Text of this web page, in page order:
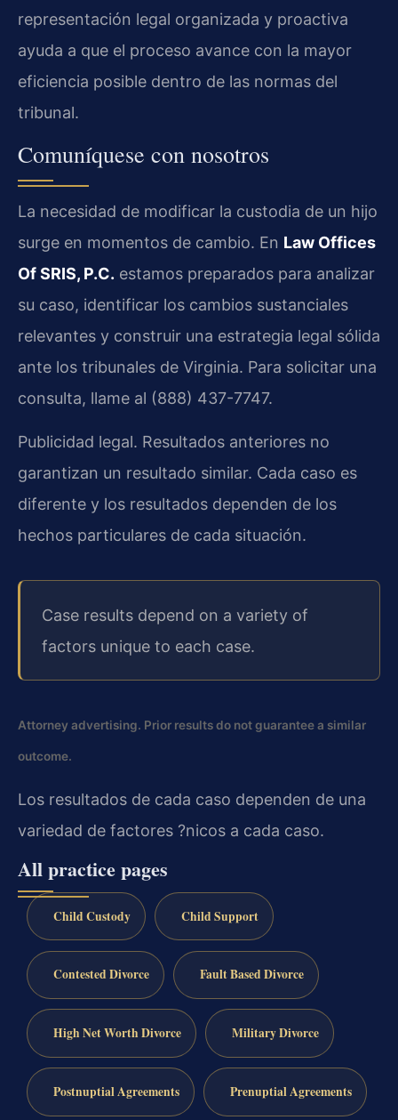
representación legal organizada y proactiva
ayuda a que el proceso avance con la mayor
eficiencia posible dentro de las normas del
tribunal.
Comuníquese con nosotros
La necesidad de modificar la custodia de un hijo
surge en momentos de cambio. En Law Offices
Of SRIS, P.C. estamos preparados para analizar
su caso, identificar los cambios sustanciales
relevantes y construir una estrategia legal sólida
ante los tribunales de Virginia. Para solicitar una
consulta, llame al (888) 437-7747.
Publicidad legal. Resultados anteriores no
garantizan un resultado similar. Cada caso es
diferente y los resultados dependen de los
hechos particulares de cada situación.
Case results depend on a variety of
factors unique to each case.
Attorney advertising. Prior results do not guarantee a similar
outcome.
Los resultados de cada caso dependen de una
variedad de factores ?nicos a cada caso.
All practice pages
Child Custody Child Support
Contested Divorce Fault Based Divorce
High Net Worth Divorce Military Divorce
Postnuptial Agreements Prenuptial Agreements